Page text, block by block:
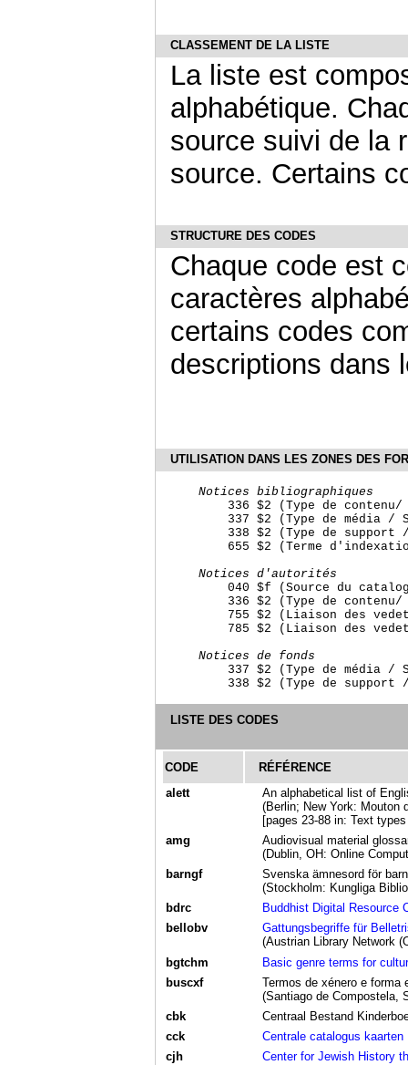
CLASSEMENT DE LA LISTE
La liste est
alphabétique.
source suivi de la
source. Certains
STRUCTURE DES CODES
Chaque code est
caractères
certains codes
descriptions dans
UTILISATION DANS LES ZONES DES
Notices bibliographiques
336 $2 (Type de contenu/
337 $2 (Type de média /
338 $2 (Type de support
655 $2 (Terme
Notices d'autorités
040 $f (Source du
336 $2 (Type de contenu/
755 $2 (Liaison des
785 $2 (Liaison des
Notices de fonds
337 $2 (Type de média /
LISTE DES CODES
CODE
RÉFÉRENCE
alett
An alphabetical list of
(Berlin; New York: Mouton
[pages 23-88 in: Text
amg
Audiovisual material
(Dublin, OH: Online
barngf
Svenska ämnesord för
(Stockholm: Kungliga
bdrc
Buddhist Digital Resource
bellobv
Gattungsbegriffe für
(Austrian Library Network
bgtchm
Basic genre terms for
buscxf
Termos de xénero e forma
(Santiago de Compostela,
cbk
Centraal Bestand
cck
Centrale catalogus kaarten
cjh
Center for Jewish History